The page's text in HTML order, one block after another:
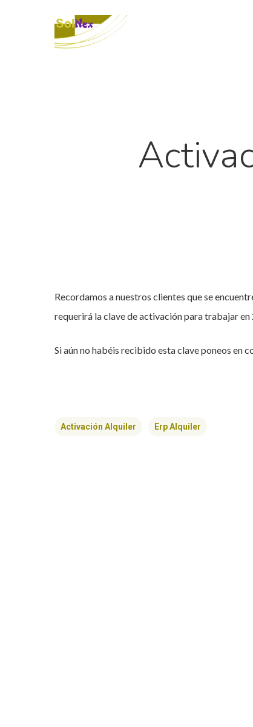
Recordamos a nuestros clientes que se
requerirá la clave de activación para trabajar en
Si aún no habéis recibido esta clave poneos en
Activación Alquiler Erp Alquiler